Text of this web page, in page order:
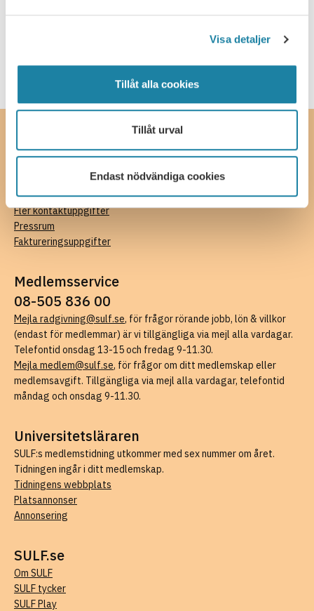
Visa detaljer
Tillåt alla cookies
Tillåt urval
Endast nödvändiga cookies
Kontakta oss
Ferkens gränd 4, 111 30 Stockholm
08-505 836 00 (växel),kansli@sulf.se
Fler kontaktuppgifter
Pressrum
Faktureringsuppgifter
Medlemsservice
08-505 836 00
Mejla radgivning@sulf.se, för frågor rörande jobb, lön & villkor
(endast för medlemmar) är vi tillgängliga via mejl alla vardagar.
Telefontid onsdag 13-15 och fredag 9-11.30.
Mejla medlem@sulf.se, för frågor om ditt medlemskap eller
medlemsavgift. Tillgängliga via mejl alla vardagar, telefontid
måndag och onsdag 9-11.30.
Universitetsläraren
SULF:s medlemstidning utkommer med sex nummer om året.
Tidningen ingår i ditt medlemskap.
Tidningens webbplats
Platsannonser
Annonsering
SULF.se
Om SULF
SULF tycker
SULF Play